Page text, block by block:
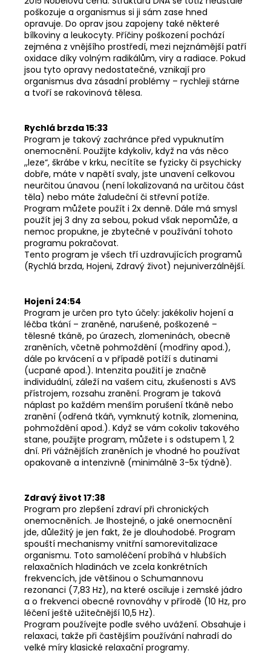
poškozuje a organismus si ji sám zase hned
opravuje. Do oprav jsou zapojeny také některé
bílkoviny a leukocyty. Příčiny poškození pochází
zejména z vnějšího prostředí, mezi nejznámější patří
oxidace díky volným radikálům, viry a radiace. Pokud
jsou tyto opravy nedostatečné, vznikají pro
organismus dva zásadní problémy – rychleji stárne
a tvoří se rakovinová tělesa.
Rychlá brzda 15:33
Program je takový zachránce před vypuknutím
onemocnění. Použijte kdykoliv, když na vás něco
,,leze“, škrábe v krku, necítíte se fyzicky či psychicky
dobře, máte v napětí svaly, jste unavení celkovou
neurčitou únavou (není lokalizovaná na určitou část
těla) nebo máte žaludeční či střevní potíže.
Program můžete použít i 2x denně. Dále má smysl
použít jej 3 dny za sebou, pokud však nepomůže, a
nemoc propukne, je zbytečné v používání tohoto
programu pokračovat.
Tento program je všech tří uzdravujících programů
(Rychlá brzda, Hojeni, Zdravý život) nejuniverzálnější.
Hojení 24:54
Program je určen pro tyto účely: jakékoliv hojení a
léčba tkání – zraněné, narušené, poškozené –
tělesné tkáně, po úrazech, zlomeninách, obecně
zraněních, včetně pohmoždění (modřiny apod.),
dále po krvácení a v případě potíží s dutinami
(ucpané apod.). Intenzita použití je značně
individuální, záleží na vašem citu, zkušenosti s AVS
přístrojem, rozsahu zranění. Program je taková
náplast po každém menším porušení tkáně nebo
zranění (odřená tkáň, vymknutý kotník, zlomenina,
pohmoždění apod.). Když se vám cokoliv takového
stane, použijte program, můžete i s odstupem 1, 2
dní. Při vážnějších zraněních je vhodné ho používat
opakovaně a intenzivně (minimálně 3-5x týdně).
Zdravý život 17:38
Program pro zlepšení zdraví při chronických
onemocněních. Je lhostejné, o jaké onemocnění
jde, důležitý je jen fakt, že je dlouhodobé. Program
spouští mechanismy vnitřní samorevitalizace
organismu. Toto samoléčení probíhá v hlubších
relaxačních hladinách ve zcela konkrétních
frekvencích, jde většinou o Schumannovu
rezonanci (7,83 Hz), na které osciluje i zemské jádro
a o frekvenci obecné rovnováhy v přírodě (10 Hz, pro
léčení ještě užitečnější 10,5 Hz).
Program používejte podle svého uvážení. Obsahuje i
relaxaci, takže při častějším používání nahradí do
velké míry klasické relaxační programy.